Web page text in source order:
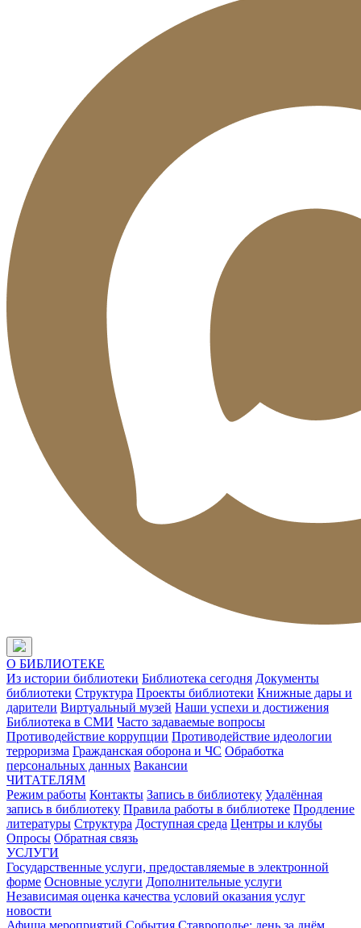
О БИБЛИОТЕКЕ
Из истории библиотеки Библиотека сегодня Документы
библиотеки Структура Проекты библиотеки Книжные дары и
дарители Виртуальный музей Наши успехи и достижения
Библиотека в СМИ Часто задаваемые вопросы
Противодействие коррупции Противодействие идеологии
терроризма Гражданская оборона и ЧС Обработка
персональных данных Вакансии
ЧИТАТЕЛЯМ
Режим работы Контакты Запись в библиотеку Удалённая
запись в библиотеку Правила работы в библиотеке Продление
литературы Структура Доступная среда Центры и клубы
Опросы Обратная связь
УСЛУГИ
Государственные услуги, предоставляемые в электронной
форме Основные услуги Дополнительные услуги
Независимая оценка качества условий оказания услуг
новости
Афиша мероприятий События Ставрополье: день за днём